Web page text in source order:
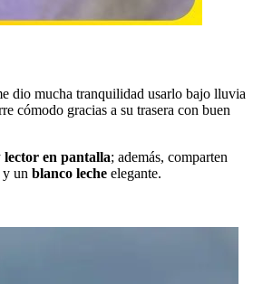
dio mucha tranquilidad usarlo bajo lluvia
cómodo gracias a su trasera con buen
lector en pantalla; además, comparten
un blanco leche elegante.